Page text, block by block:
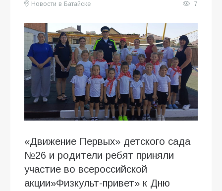
Новости в Батайске
7
«Движение Первых» детского сада
№26 и родители ребят приняли
участие во всероссийской
акции»Физкульт-привет» к Дню